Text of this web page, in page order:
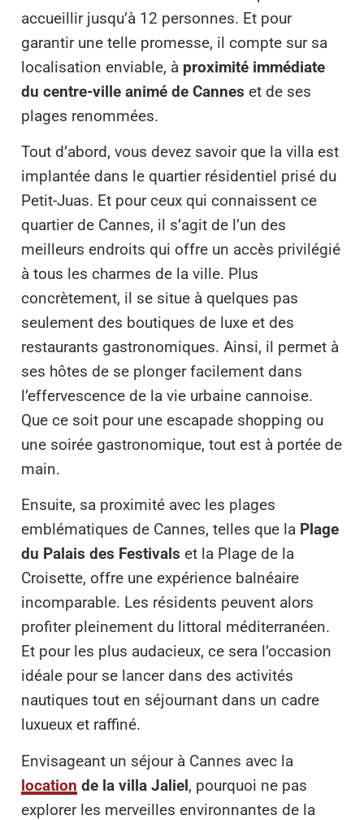
accueillir jusqu’à 12 personnes. Et pour
garantir une telle promesse, il compte sur sa
localisation enviable, à proximité immédiate
du centre-ville animé de Cannes et de ses
plages renommées.
Tout d’abord, vous devez savoir que la villa est
implantée dans le quartier résidentiel prisé du
Petit-Juas. Et pour ceux qui connaissent ce
quartier de Cannes, il s’agit de l’un des
meilleurs endroits qui offre un accès privilégié
à tous les charmes de la ville. Plus
concrètement, il se situe à quelques pas
seulement des boutiques de luxe et des
restaurants gastronomiques. Ainsi, il permet à
ses hôtes de se plonger facilement dans
l’effervescence de la vie urbaine cannoise.
Que ce soit pour une escapade shopping ou
une soirée gastronomique, tout est à portée de
main.
Ensuite, sa proximité avec les plages
emblématiques de Cannes, telles que la Plage
du Palais des Festivals et la Plage de la
Croisette, offre une expérience balnéaire
incomparable. Les résidents peuvent alors
profiter pleinement du littoral méditerranéen.
Et pour les plus audacieux, ce sera l’occasion
idéale pour se lancer dans des activités
nautiques tout en séjournant dans un cadre
luxueux et raffiné.
Envisageant un séjour à Cannes avec la
location de la villa Jaliel, pourquoi ne pas
explorer les merveilles environnantes de la